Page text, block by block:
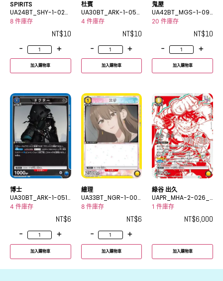
SPIRITS
UA24BT_SHY-1-024
R
8 件庫存
NT$10
-
+
加入購物車
杜賓
UA30BT_ARK-1-050
U
4 件庫存
NT$10
-
+
加入購物車
鬼屋
UA42BT_MGS-1-091
U
20 件庫存
NT$10
-
+
加入購物車
博士
UA30BT_ARK-1-051
C
4 件庫存
NT$6
-
+
加入購物車
繪理
UA33BT_NGR-1-005
C
8 件庫存
NT$6
-
+
加入購物車
綠谷 出久
UAPR_MHA-2-026_
2UR
1 件庫存
NT$6,000
加入購物車